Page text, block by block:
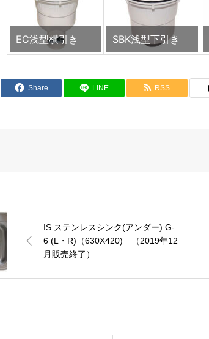
ス (必須)
EC浅型横引き SBK浅型下引き
Share LINE RSS
IS ステンレスシンク(アンダー) G-
6 (L・R)（630X420) （2019年12
月販売終了）